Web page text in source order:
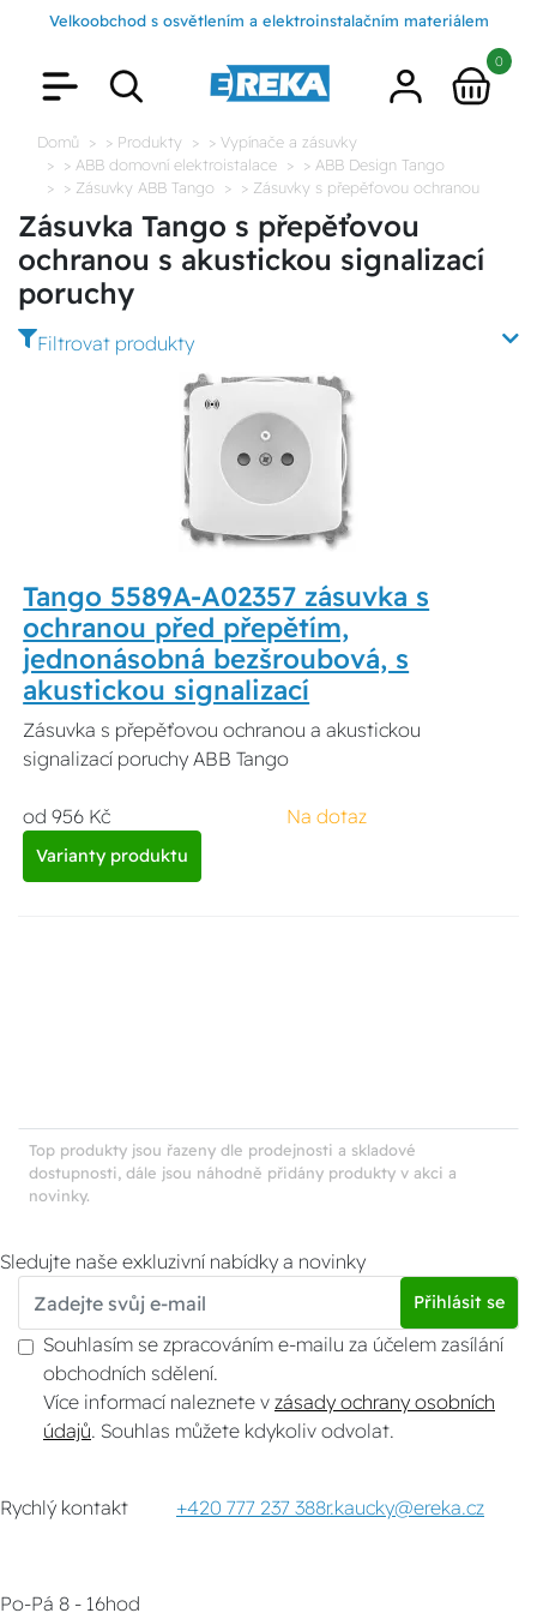
Velkoobchod s osvětlením a elektroinstalačním materiálem
0
Domů > Produkty
> Vypínače a zásuvky
> ABB domovní elektroistalace
> ABB Design Tango
> Zásuvky ABB Tango
> Zásuvky s přepěťovou ochranou
Zásuvka Tango s přepěťovou
ochranou s akustickou signalizací
poruchy
Filtrovat produkty
Tango 5589A-A02357 zásuvka s
ochranou před přepětím,
jednonásobná bezšroubová, s
akustickou signalizací
Zásuvka s přepěťovou ochranou a akustickou
signalizací poruchy ABB Tango
od 956 Kč Na dotaz
Varianty produktu
Top produkty jsou řazeny dle prodejnosti a skladové
dostupnosti, dále jsou náhodně přidány produkty v akci a
novinky.
Sledujte naše exkluzivní nabídky a novinky
Přihlásit se
Souhlasím se zpracováním e-mailu za účelem zasílání
obchodních sdělení.
Více informací naleznete v zásady ochrany osobních
údajů . Souhlas můžete kdykoliv odvolat.
Rychlý kontakt +420 777 237 388r.kaucky@ereka.cz
Po-Pá 8 - 16hod